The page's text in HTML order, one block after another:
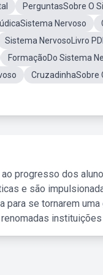
PerguntasSobre O
Nervoso
Sistema NervosoLivro
FormaçãoDo Sistema
CruzadinhaSobre
progresso dos
e são
se tornarem